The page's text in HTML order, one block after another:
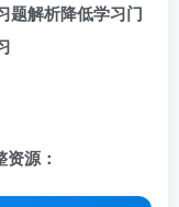
题解析降低学习门
源：